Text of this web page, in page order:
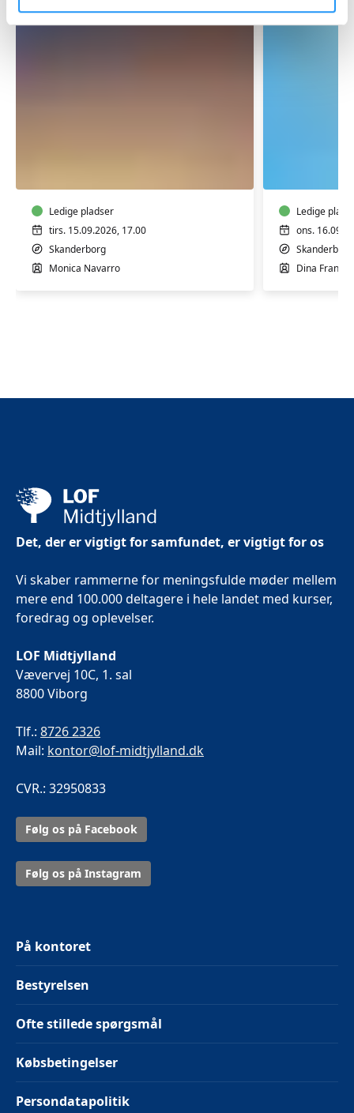
-
Skanderborg
Ledige pladser
tirs. 15.09.2026, 17.00
Skanderborg
Monica Navarro
-
Ledige
ons.
Skanderborg
Dina
Det, der er vigtigt for samfundet, er vigtigt for os
Vi skaber rammerne for meningsfulde møder mellem
mere end 100.000 deltagere i hele landet med kurser,
foredrag og oplevelser.
LOF Midtjylland
Vævervej 10C, 1. sal
8800 Viborg
Tlf.: 8726 2326
Mail: kontor@lof-midtjylland.dk
CVR.: 32950833
Følg os på Facebook
Følg os på Instagram
På kontoret
Bestyrelsen
Ofte stillede spørgsmål
Købsbetingelser
Persondatapolitik